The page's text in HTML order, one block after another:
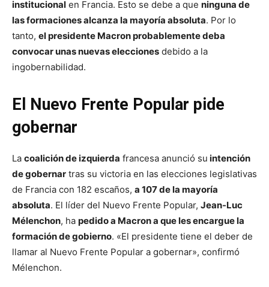
institucional en Francia. Esto se debe a que ninguna de
las formaciones alcanza la mayoría absoluta. Por lo
tanto, el presidente Macron probablemente deba
convocar unas nuevas elecciones debido a la
ingobernabilidad.
El Nuevo Frente Popular pide
gobernar
La coalición de izquierda francesa anunció su intención
de gobernar tras su victoria en las elecciones legislativas
de Francia con 182 escaños, a 107 de la mayoría
absoluta. El líder del Nuevo Frente Popular, Jean-Luc
Mélenchon, ha pedido a Macron a que les encargue la
formación de gobierno. «El presidente tiene el deber de
llamar al Nuevo Frente Popular a gobernar», confirmó
Mélenchon.